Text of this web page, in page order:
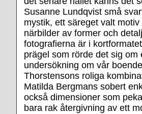
Susanne Lundqvist små
mystik, ett säreget valt
närbilder av former och
fotografierna är i
prägel som rörde det sig
undersökning om vår
Thorstensons roliga
Matilda Bergmans sobert
också dimensioner som
bara rak återgivning av ett